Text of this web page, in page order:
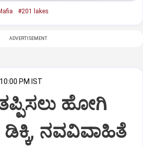
#201 lakes
ADVERTISEMENT
PM IST
ತಪ್ಪಿಸಲು ಹೋಗಿ
ಡಿಕ್ಕಿ, ನವವಿವಾಹಿತೆ